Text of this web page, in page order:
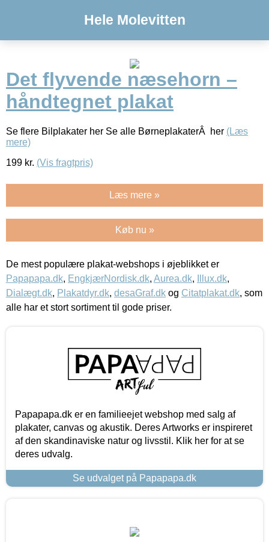
Hele Molevitten
Det flyvende næsehorn –
håndtegnet plakat
Se flere Bilplakater her Se alle BørneplakaterÂ her (Læs
mere)
199 kr. (Vis fragtpris)
Læs mere »
Køb nu »
De mest populære plakat-webshops i øjeblikket er
Papapapa.dk, EngkjærNordisk.dk, Aurea.dk, Illux.dk,
Dialægt.dk, Plakatdyr.dk, desaGraf.dk og Citatplakat.dk, som
alle har et stort sortiment til gode priser.
Papapapa.dk er en familieejet webshop med salg af
plakater, canvas og akustik. Deres Artworks er inspireret
af den skandinaviske natur og livsstil. Klik her for at se
deres udvalg.
Se udvalget på Papapapa.dk